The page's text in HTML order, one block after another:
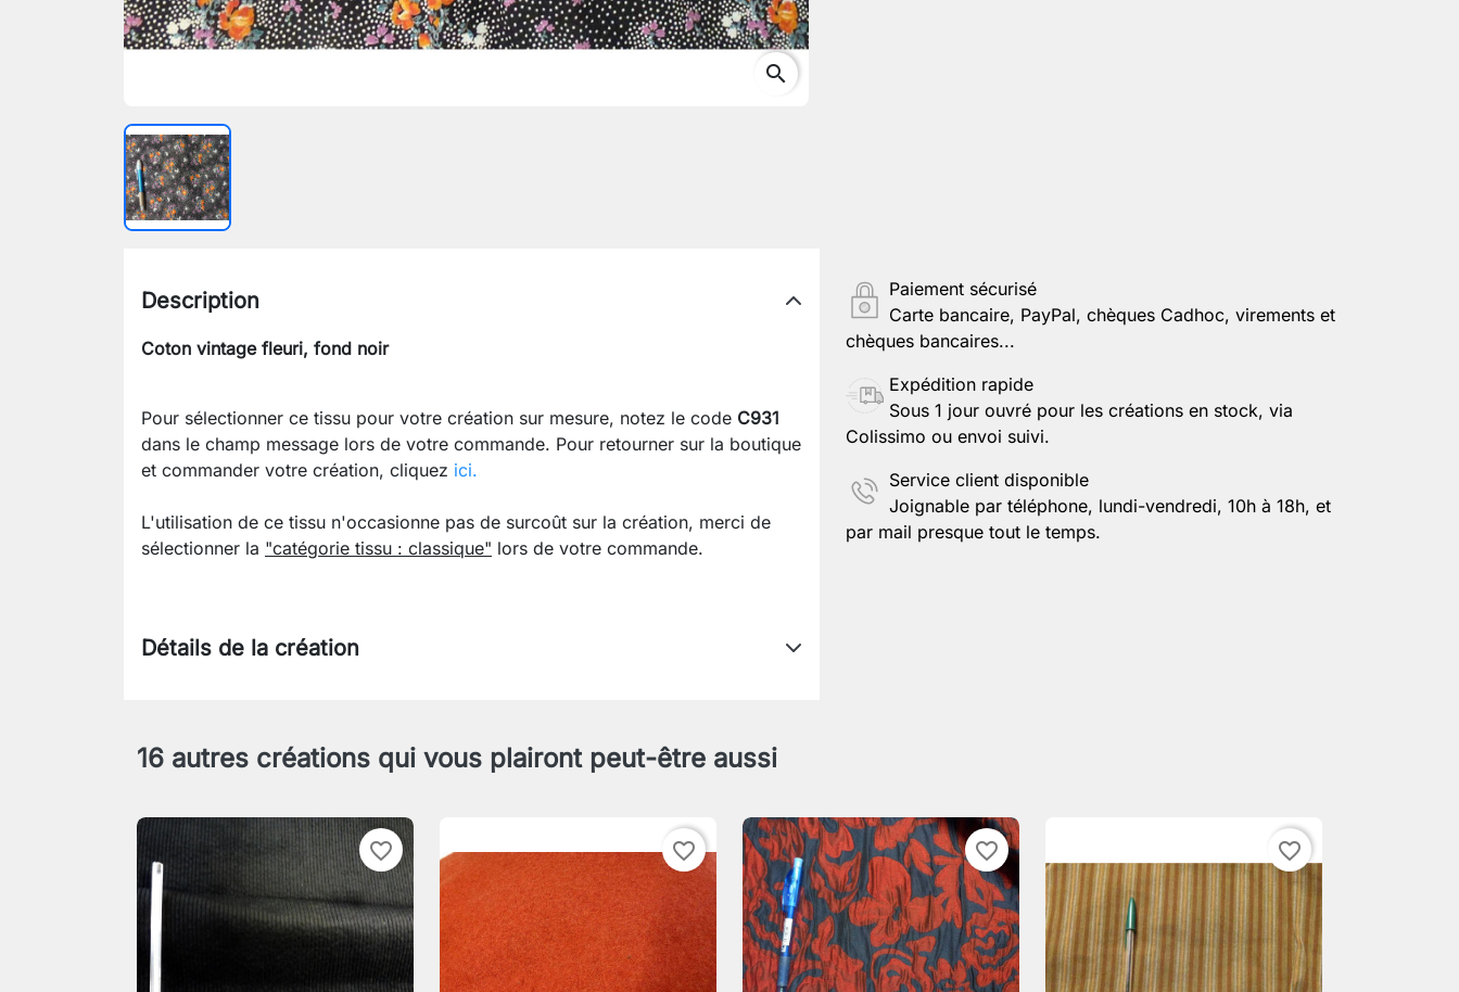
search
Paiement sécurisé
Carte bancaire, PayPal, chèques Cadhoc, virements et
chèques bancaires...
Expédition rapide
Sous 1 jour ouvré pour les créations en stock, via
Colissimo ou envoi suivi.
Service client disponible
Joignable par téléphone, lundi-vendredi, 10h à 18h, et
par mail presque tout le temps.
Description
Coton vintage fleuri, fond noir
Pour sélectionner ce tissu pour votre création sur mesure, notez le code C931
dans le champ message lors de votre commande. Pour retourner sur la boutique
et commander votre création, cliquez ici.
L'utilisation de ce tissu n'occasionne pas de surcoût sur la création, merci de
sélectionner la "catégorie tissu : classique" lors de votre commande.
Détails de la création
16 autres créations qui vous plairont peut-être aussi
favorite_border favorite_border favorite_border favorite_border